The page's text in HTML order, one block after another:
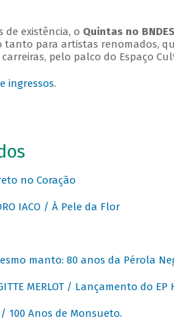
de existência, o Quintas no BNDES
tanto para artistas renomados,
pelo palco do Espaço
ingressos.
no Coração
IACO / À Pele da Flor
manto: 80 anos da Pérola
MERLOT / Lançamento do
/ 100 Anos de Monsueto.